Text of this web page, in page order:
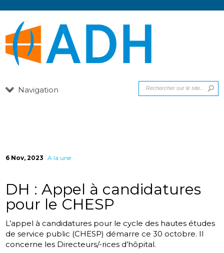
Navigation
6 Nov, 2023 A la une
DH : Appel à candidatures
pour le CHESP
L’appel à candidatures pour le cycle des hautes études
de service public (CHESP) démarre ce 30 octobre. Il
concerne les Directeurs/-rices d’hôpital.